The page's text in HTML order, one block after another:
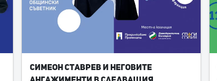
Симеон Ставрев и неговите